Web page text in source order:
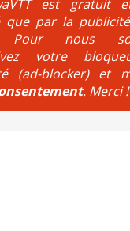
est gratuit
que par la
nous
votre
(ad-blocker) et
. Merci !